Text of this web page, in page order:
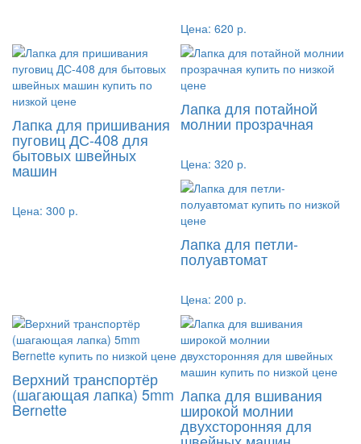
Цена: 620 р.
Лапка для пришивания
пуговиц ДС-408 для
бытовых швейных
машин
Цена: 300 р.
Лапка для потайной
молнии прозрачная
Цена: 320 р.
Лапка для петли-
полуавтомат
Цена: 200 р.
Верхний транспортёр
(шагающая лапка) 5mm
Bernette
Лапка для вшивания
широкой молнии
двухсторонняя для